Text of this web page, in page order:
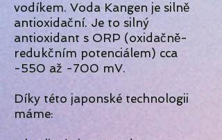
vodíkem. Voda Kangen je silně
antioxidační. Je to silný
antioxidant s ORP (oxidačně-
redukčním potenciálem) cca
-550 až -700 mV.
Díky této japonské technologii
máme: